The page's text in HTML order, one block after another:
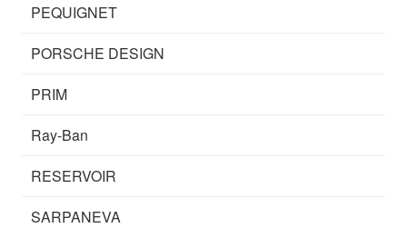
PEQUIGNET
PORSCHE DESIGN
PRIM
Ray-Ban
RESERVOIR
SARPANEVA